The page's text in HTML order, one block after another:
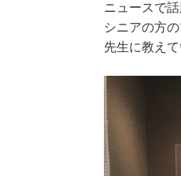
ニュースで
シニアの方
先生に教え